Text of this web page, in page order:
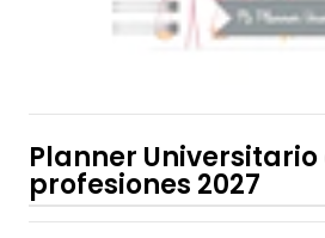
Planner Universitario
profesiones 2027